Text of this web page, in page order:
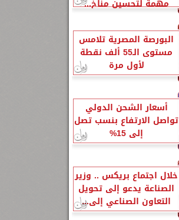
مهمة لتحسين مناخ...
البورصة المصرية تلامس
مستوى الـ55 ألف نقطة
لأول مرة
أسعار الشحن الدولي
تواصل الارتفاع بنسب تصل
إلى 15%
خلال اجتماع بريكس .. وزير
الصناعة يدعو إلى تحويل
التعاون الصناعي إلى...